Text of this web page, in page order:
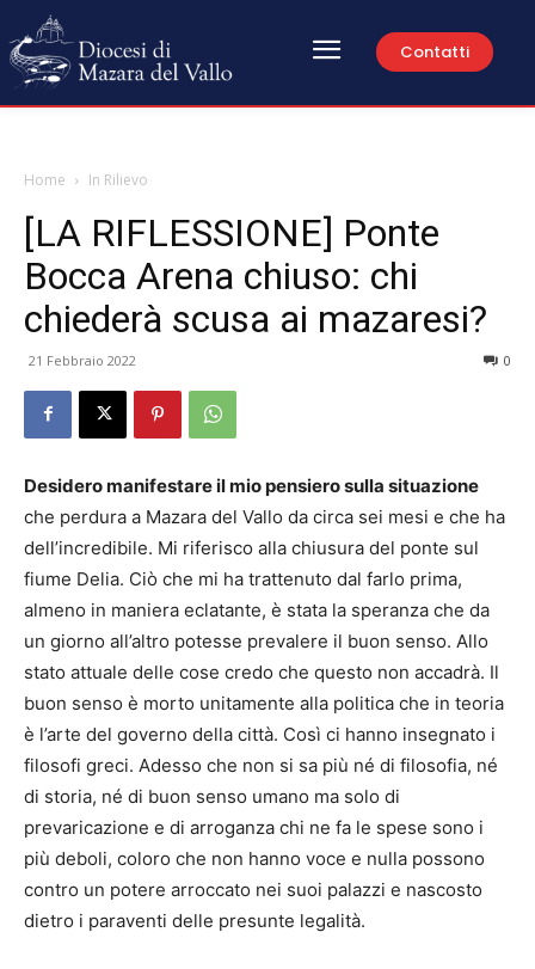
Contatti
Home In Rilievo
[LA RIFLESSIONE] Ponte
Bocca Arena chiuso: chi
chiederà scusa ai mazaresi?
21 Febbraio 2022 0
Desidero manifestare il mio pensiero sulla situazione
che perdura a Mazara del Vallo da circa sei mesi e che ha
dell’incredibile. Mi riferisco alla chiusura del ponte sul
fiume Delia. Ciò che mi ha trattenuto dal farlo prima,
almeno in maniera eclatante, è stata la speranza che da
un giorno all’altro potesse prevalere il buon senso. Allo
stato attuale delle cose credo che questo non accadrà. Il
buon senso è morto unitamente alla politica che in teoria
è l’arte del governo della città. Così ci hanno insegnato i
filosofi greci. Adesso che non si sa più né di filosofia, né
di storia, né di buon senso umano ma solo di
prevaricazione e di arroganza chi ne fa le spese sono i
più deboli, coloro che non hanno voce e nulla possono
contro un potere arroccato nei suoi palazzi e nascosto
dietro i paraventi delle presunte legalità.